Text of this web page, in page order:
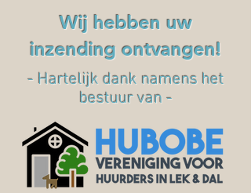
Wij hebben uw
inzending ontvangen!
- Hartelijk dank namens het
bestuur van -